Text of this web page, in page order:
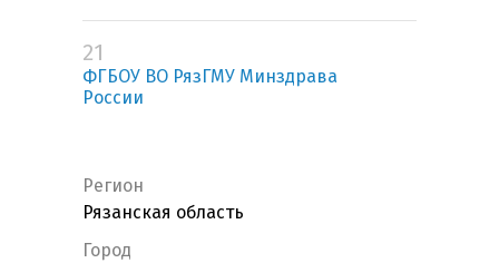
21
ФГБОУ ВО РязГМУ Минздрава
России
Регион
Рязанская область
Город